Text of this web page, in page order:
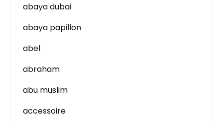
abaya dubai
abaya papillon
abel
abraham
abu muslim
accessoire